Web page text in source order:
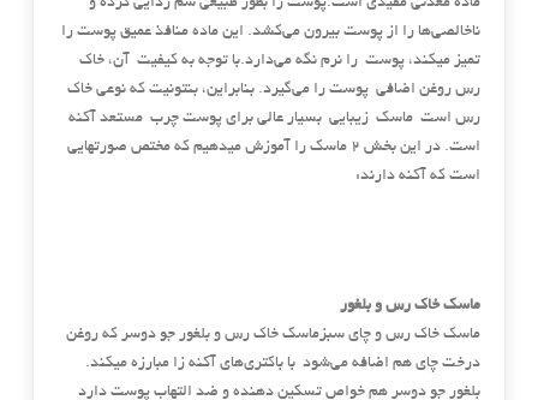
ماده معدنی مفیدی است.پوست را بطور طبیعی سم زدایی کرده و
ناخالصی‌ها را از پوست بیرون می‌کشد. این ماده منافذ عمیق پوست را
تمیز میکند، پوست را نرم نگه می‌دارد.با توجه به کیفیت آن، خاک
رس روغن اضافی پوست را می‌گیرد. بنابراین، بنتونیت که نوعی خاک
رس است ماسک زیبایی بسیار عالی برای پوست چرب مستعد آکنه
است. در این بخش ۲ ماسک را آموزش میدهیم که مختص صورتهایی
است که آکنه دارند:
ماسک خاک رس و بلغور
ماسک خاک رس و چای سبزماسک خاک رس و بلغور جو دوسر که روغن
درخت چای هم اضافه می‌شود با باکتری‌های آکنه زا مبارزه میکند.
بلغور جو دوسر هم خواص تسکین دهنده و ضد التهاب پوست دارد